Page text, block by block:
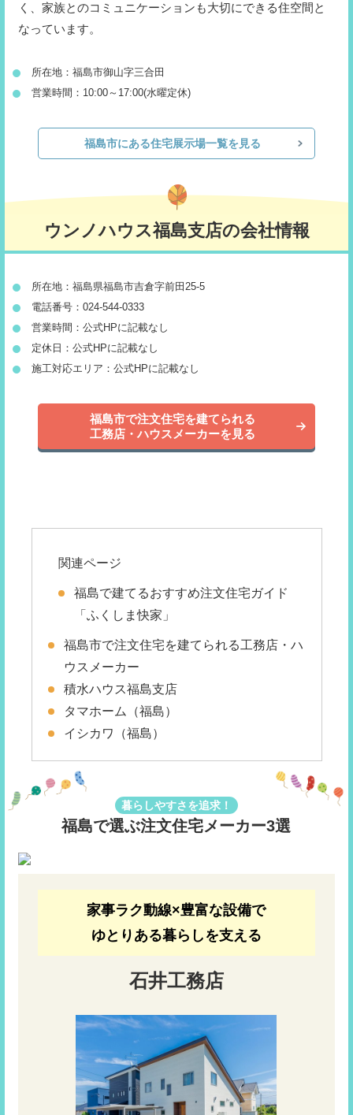
く、家族とのコミュニケーションも大切にできる住空間と
なっています。
所在地：福島市御山字三合田
営業時間：10:00～17:00(水曜定休)
福島市にある住宅展示場一覧を見る
ウンノハウス福島支店の会社情報
所在地：福島県福島市吉倉字前田25-5
電話番号：024-544-0333
営業時間：公式HPに記載なし
定休日：公式HPに記載なし
施工対応エリア：公式HPに記載なし
福島市で注文住宅を建てられる
工務店・ハウスメーカーを見る
関連ページ
福島で建てるおすすめ注文住宅ガイド
「ふくしま快家」
福島市で注文住宅を建てられる工務店・ハ
ウスメーカー
積水ハウス福島支店
タマホーム（福島）
イシカワ（福島）
暮らしやすさを追求！
福島で選ぶ注文住宅メーカー3選
家事ラク動線×豊富な設備で
ゆとりある暮らしを支える
石井工務店